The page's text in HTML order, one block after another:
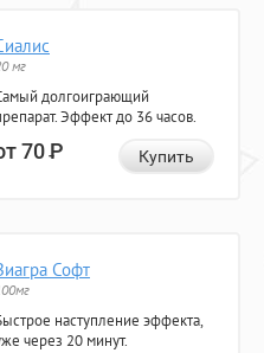
мг
долгоиграющий
Эффект до 36 часов.
70Р Купить
Софт
наступление эффекта,
через 20 минут.